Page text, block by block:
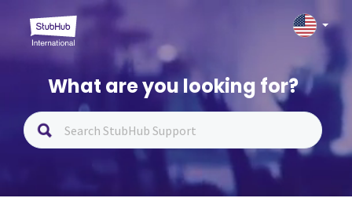
What are you looking for?